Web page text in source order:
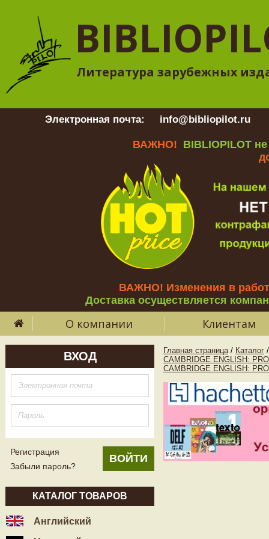
Литература зарубежных
Электронная почта: info@bibliopilot.ru
ВАЖНО! BIBLIOPILOT
ВАЖНО! Изменения в
Доставка осуществляется
О компании Клиентам
ВХОД
Регистрация
Забыли пароль?
КАТАЛОГ ТОВАРОВ
Английский
Главная страница / Каталог /
CAMBRIDGE ENGLISH:
CAMBRIDGE ENGLISH: